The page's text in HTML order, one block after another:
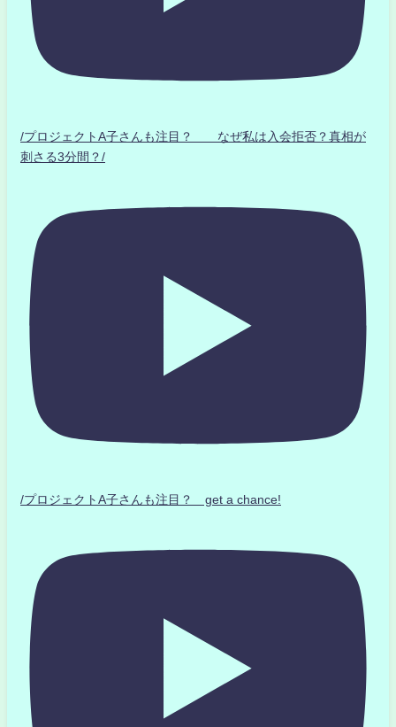
/プロジェクトA子さんも注目？ なぜ私は入会拒否？真相が
刺さる3分間？/
/プロジェクトA子さんも注目？ get a chance!